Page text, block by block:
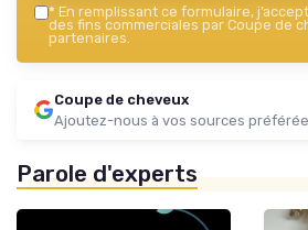
* En remplissant ce formulaire,
des fins commerciales par Coupe de
partenaires.
Coupe de cheveux
Ajoutez-nous à vos sources
Parole d'experts